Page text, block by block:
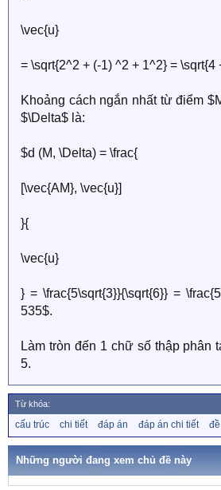
\vec{u}
= \sqrt{2^2 + (-1) ^2 + 1^2} = \sqrt{4
Khoảng cách ngắn nhất từ điểm
$\Delta$ là:
$d (M, \Delta) = \frac{
[\vec{AM}, \vec{u}]
}{
\vec{u}
} = \frac{5\sqrt{3}}{\sqrt{6}} =
535$.
Làm tròn đến 1 chữ số thập phân
5.
Từ khóa:
ừ
k
cấu trúc chi tiết đáp án đáp án chi tiết
Những người đang xem chủ đề này